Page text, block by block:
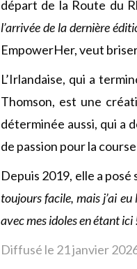
départ de la Route du
l’arrivée de la dernière
EmpowerHer, veut
L’Irlandaise, qui a
Thomson, est une
déterminée aussi, qui a
de passion pour la
Depuis 2019, elle a posé
toujours facile, mais j’ai
avec mes idoles en étant ici
Diffusé le 21 janvier